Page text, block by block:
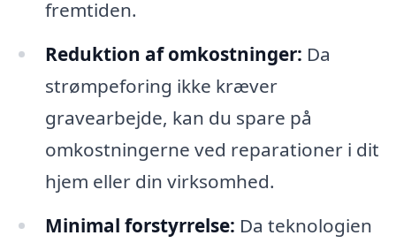
fremtiden.
Reduktion af omkostninger: Da
strømpeforing ikke kræver
gravearbejde, kan du spare på
omkostningerne ved reparationer i dit
hjem eller din virksomhed.
Minimal forstyrrelse: Da teknologien